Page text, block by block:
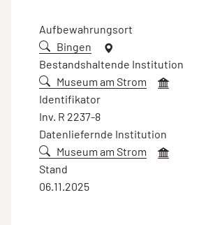
Aufbewahrungsort
Bingen
Bestandshaltende Institution
Museum am Strom
Identifikator
Inv. R 2237-8
Datenliefernde Institution
Museum am Strom
Stand
06.11.2025